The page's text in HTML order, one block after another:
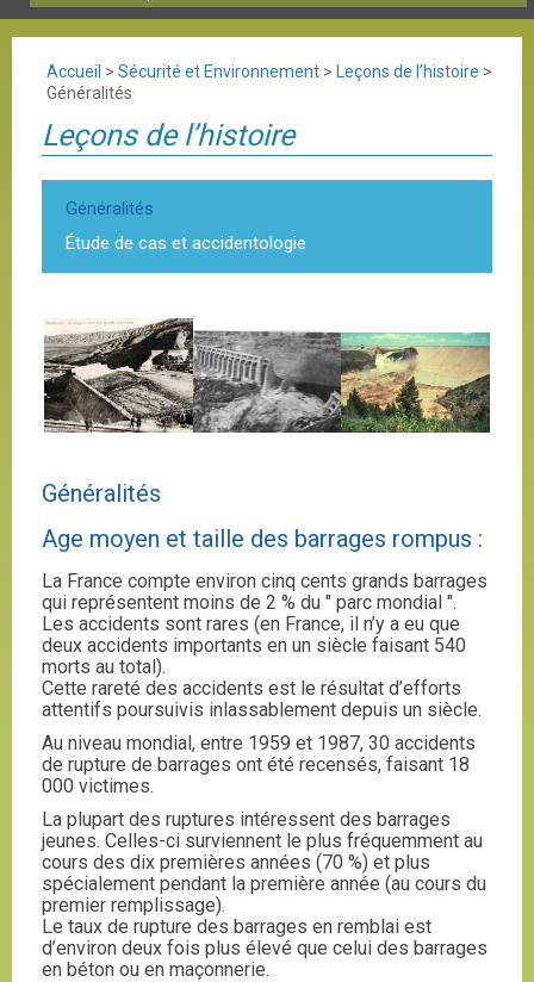
Accueil > Sécurité et Environnement > Leçons de l’histoire >
Généralités
Leçons de l’histoire
Généralités
Étude de cas et accidentologie
Généralités
Age moyen et taille des barrages rompus :
La France compte environ cinq cents grands barrages
qui représentent moins de 2 % du " parc mondial ".
Les accidents sont rares (en France, il n’y a eu que
deux accidents importants en un siècle faisant 540
morts au total).
Cette rareté des accidents est le résultat d’efforts
attentifs poursuivis inlassablement depuis un siècle.
Au niveau mondial, entre 1959 et 1987, 30 accidents
de rupture de barrages ont été recensés, faisant 18
000 victimes.
La plupart des ruptures intéressent des barrages
jeunes. Celles-ci surviennent le plus fréquemment au
cours des dix premières années (70 %) et plus
spécialement pendant la première année (au cours du
premier remplissage).
Le taux de rupture des barrages en remblai est
d’environ deux fois plus élevé que celui des barrages
en béton ou en maçonnerie.